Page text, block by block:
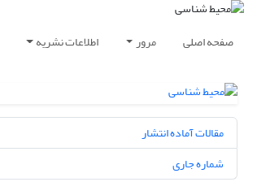
صفحه اصلی مرور اطلاعات نشریه
مقالات آماده انتشار
شماره جاری